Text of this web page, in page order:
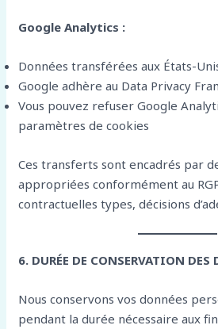
Google Analytics :
Données transférées aux États-
Google adhère au Data Privacy
Vous pouvez refuser Google
paramètres de cookies
Ces transferts sont encadrés par
appropriées conformément au
contractuelles types, décisions
6. DURÉE DE CONSERVATION DES
Nous conservons vos données
pendant la durée nécessaire aux